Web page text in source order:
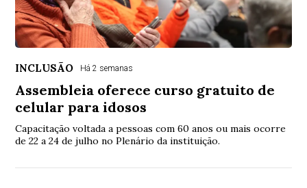
INCLUSÃO Há 2 semanas
Assembleia oferece curso gratuito de
celular para idosos
Capacitação voltada a pessoas com 60 anos ou mais ocorre
de 22 a 24 de julho no Plenário da instituição.